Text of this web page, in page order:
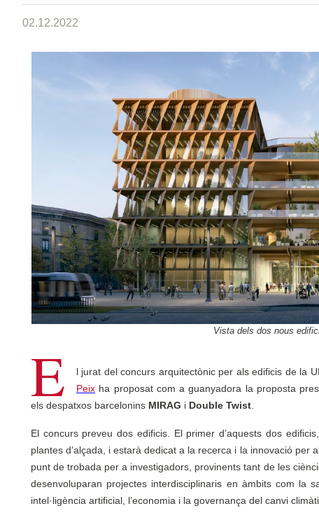
02.12.2022
Vista dels dos nous
E l jurat del concurs arquitectònic per als edificis de la
Peix ha proposat com a guanyadora la proposta
els despatxos barcelonins MIRAG i Double Twist
El concurs preveu dos edificis. El primer d’aquests dos
plantes d’alçada, i estarà dedicat a la recerca i la innovació per
punt de trobada per a investigadors, provinents tant de les
desenvoluparan projectes interdisciplinaris en àmbits com la
intel·ligència artificial, l’economia i la governança del canvi